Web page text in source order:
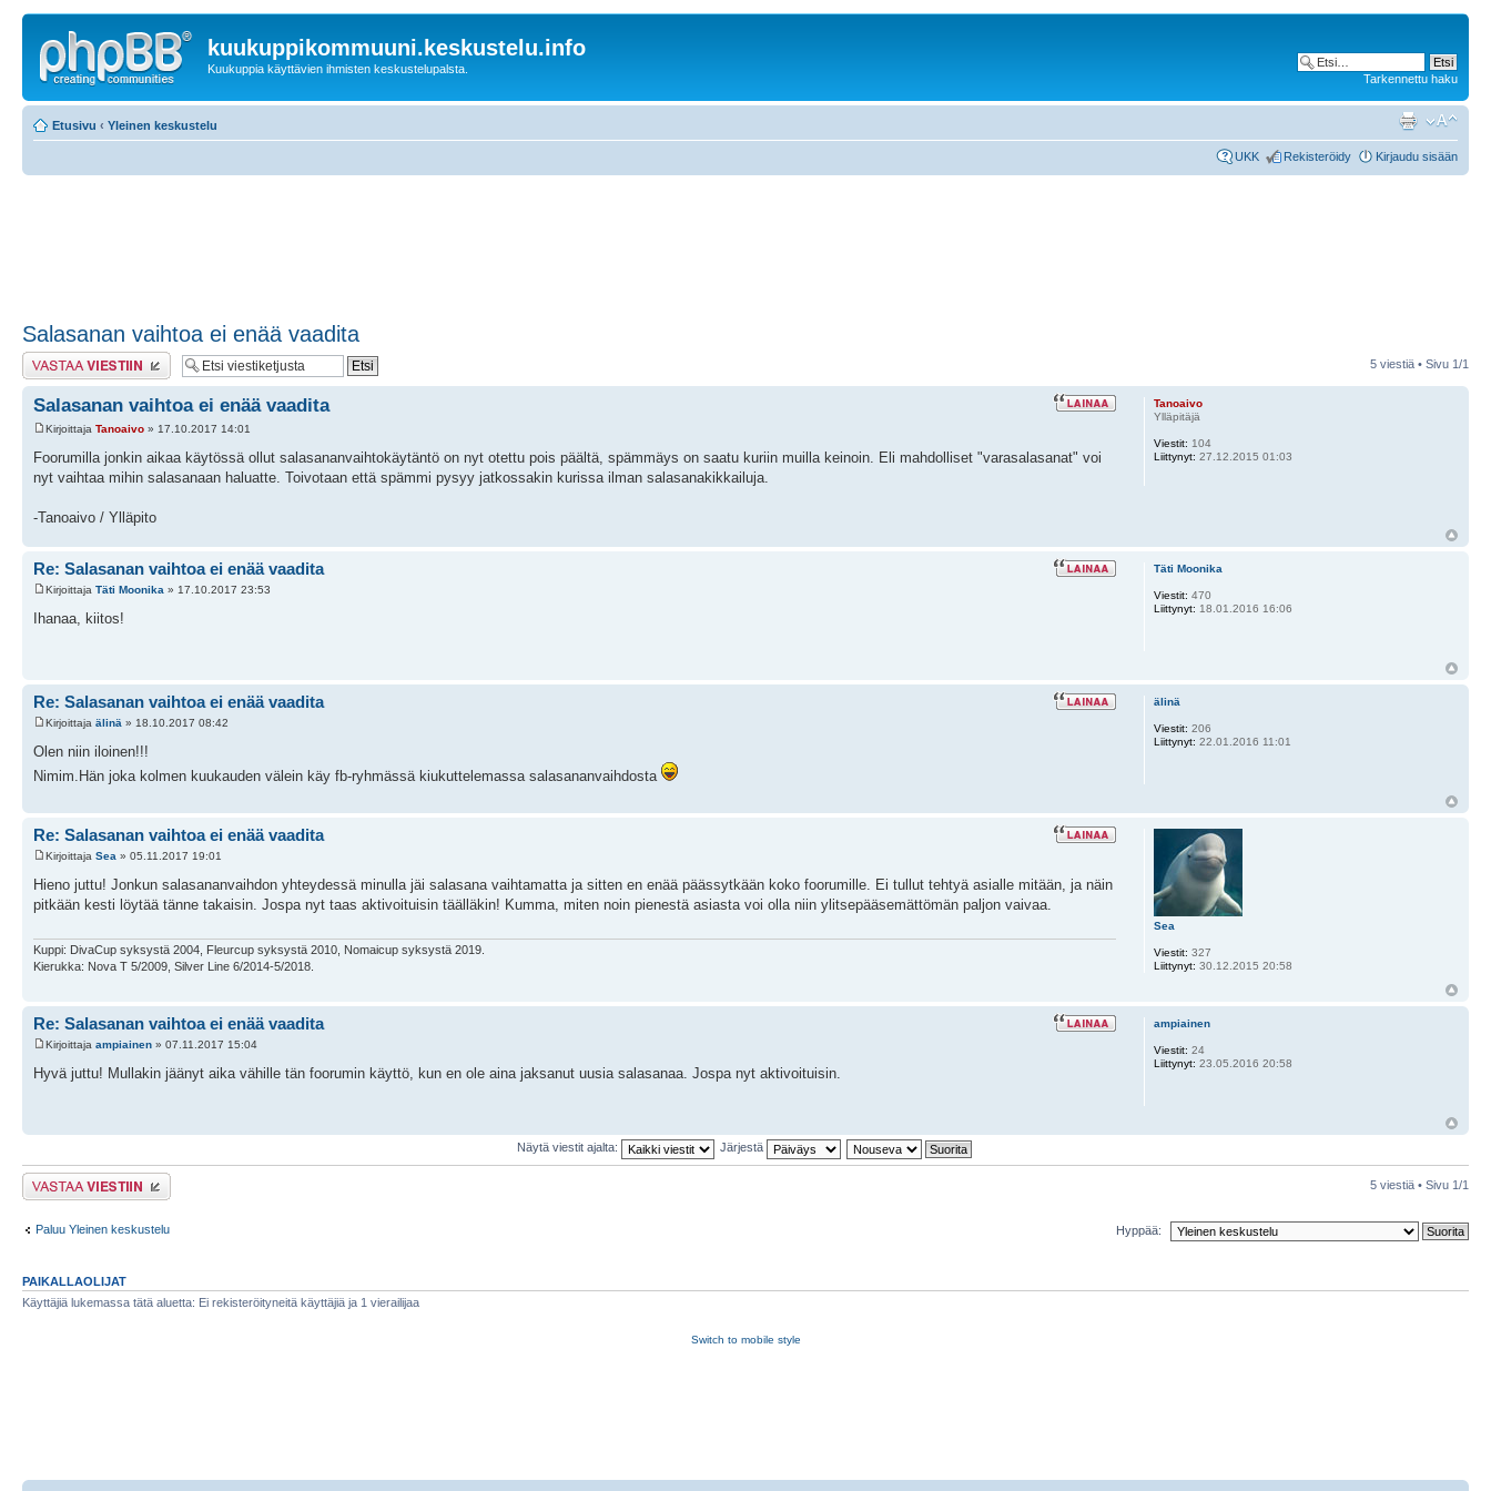
kuukuppikommuuni.keskustelu.info
Kuukuppia käyttävien ihmisten keskustelupalsta.
Tarkennettu haku
Etusivu ‹ Yleinen keskustelu
UKK Rekisteröidy Kirjaudu sisään
Salasanan vaihtoa ei enää vaadita
Lähetä vastaus 5 viestiä • Sivu 1/1
Salasanan vaihtoa ei enää vaadita
Kirjoittaja Tanoaivo » 17.10.2017 14:01
Foorumilla jonkin aikaa käytössä ollut salasananvaihtokäytäntö on nyt otettu pois päältä, spämmäys on saatu kuriin muilla keinoin. Eli mahdolliset "varasalasanat" voi
nyt vaihtaa mihin salasanaan haluatte. Toivotaan että spämmi pysyy jatkossakin kurissa ilman salasanakikkailuja.
-Tanoaivo / Ylläpito
Tanoaivo
Ylläpitäjä
Viestit: 104
Liittynyt: 27.12.2015 01:03
Re: Salasanan vaihtoa ei enää vaadita
Kirjoittaja Täti Moonika » 17.10.2017 23:53
Ihanaa, kiitos!
Täti Moonika
Viestit: 470
Liittynyt: 18.01.2016 16:06
Re: Salasanan vaihtoa ei enää vaadita
Kirjoittaja älinä » 18.10.2017 08:42
Olen niin iloinen!!!
Nimim.Hän joka kolmen kuukauden välein käy fb-ryhmässä kiukuttelemassa salasananvaihdosta
älinä
Viestit: 206
Liittynyt: 22.01.2016 11:01
Re: Salasanan vaihtoa ei enää vaadita
Kirjoittaja Sea » 05.11.2017 19:01
Hieno juttu! Jonkun salasananvaihdon yhteydessä minulla jäi salasana vaihtamatta ja sitten en enää päässytkään koko foorumille. Ei tullut tehtyä asialle mitään, ja näin
pitkään kesti löytää tänne takaisin. Jospa nyt taas aktivoituisin täälläkin! Kumma, miten noin pienestä asiasta voi olla niin ylitsepääsemättömän paljon vaivaa.
Kuppi: DivaCup syksystä 2004, Fleurcup syksystä 2010, Nomaicup syksystä 2019.
Kierukka: Nova T 5/2009, Silver Line 6/2014-5/2018.
Sea
Viestit: 327
Liittynyt: 30.12.2015 20:58
Re: Salasanan vaihtoa ei enää vaadita
Kirjoittaja ampiainen » 07.11.2017 15:04
Hyvä juttu! Mullakin jäänyt aika vähille tän foorumin käyttö, kun en ole aina jaksanut uusia salasanaa. Jospa nyt aktivoituisin.
ampiainen
Viestit: 24
Liittynyt: 23.05.2016 20:58
Näytä viestit ajalta: Järjestä
Lähetä vastaus 5 viestiä • Sivu 1/1
Paluu Yleinen keskustelu Hyppää:
PAIKALLAOLIJAT
Käyttäjiä lukemassa tätä aluetta: Ei rekisteröityneitä käyttäjiä ja 1 vierailijaa
Switch to mobile style